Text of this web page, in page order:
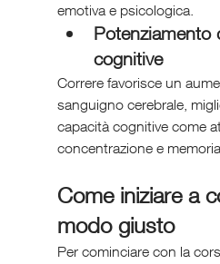
emotiva e psicologica.
Potenziamento
cognitive
Correre favorisce un
sanguigno cerebrale,
capacità cognitive come
concentrazione e
Come iniziare a
modo giusto
Per cominciare con la